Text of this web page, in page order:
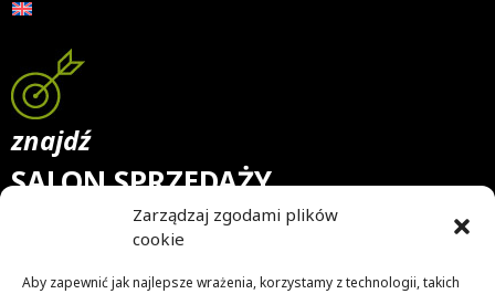
Zarządzaj zgodami plików
cookie
Aby zapewnić jak najlepsze wrażenia, korzystamy z technologii, takich
znajdź
SALON SPRZEDAŻY
Nasz blog to skarbnica wiedzy na temat drewna, desek
drewnianych oraz podłóg z nich ułożonych. Jesteśmy
niepowtarzalny charakter. Dlatego doradzamy, jakie deski